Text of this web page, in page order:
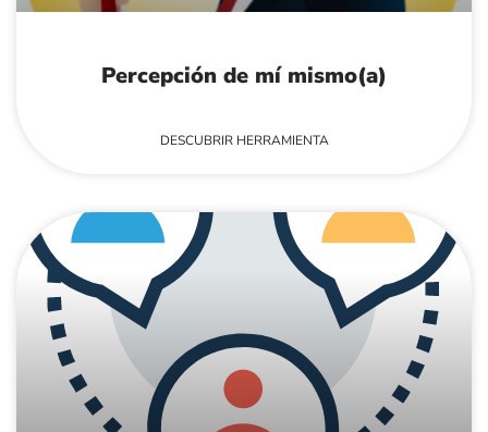
Percepción de mí mismo(a)
DESCUBRIR HERRAMIENTA